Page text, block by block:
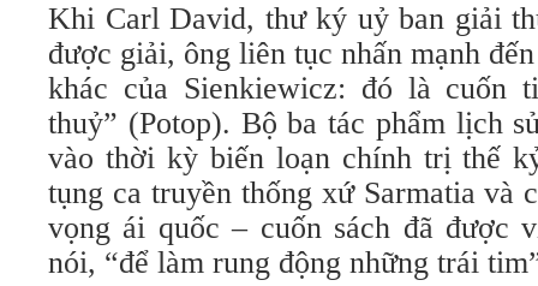
Khi Carl David, thư ký uỷ ban giải
được giải, ông liên tục nhấn mạnh
khác của Sienkiewicz: đó là cuốn
thuỷ” (Potop). Bộ ba tác phẩm lịch
vào thời kỳ biến loạn chính trị thế
tụng ca truyền thống xứ Sarmatia và
vọng ái quốc – cuốn sách đã được
nói, “để làm rung động những trái